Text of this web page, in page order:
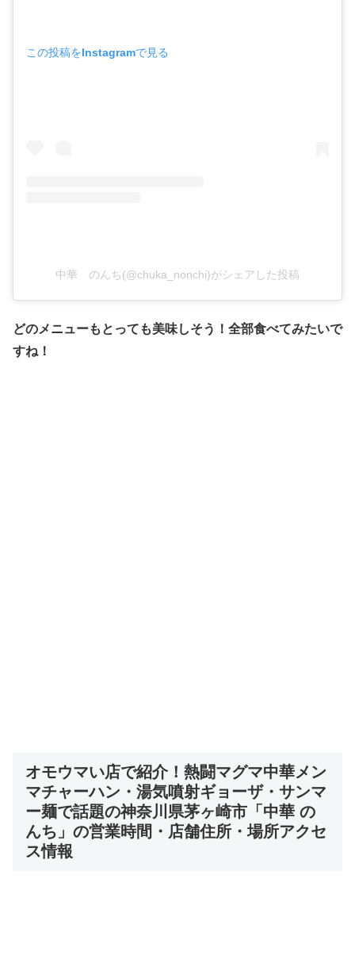
この投稿をInstagramで見る
中華 のんち(@chuka_nonchi)がシェアした投稿
どのメニューもとっても美味しそう！全部食べてみたいで
すね！
オモウマい店で紹介！ 熱闘マグマ中華メン
マチャーハン・湯気噴射ギョーザ・サンマ
ー麺で話題の神奈川県茅ヶ崎市「中華 の
んち」 の営業時間・店舗住所・場所アクセ
ス情報